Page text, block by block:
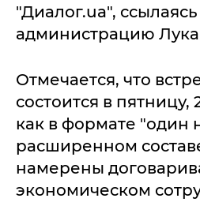
"Диалог.ua",
администрацию
Отмечается, что
состоится в пятницу,
как в формате "один
расширенном
намерены
экономическом